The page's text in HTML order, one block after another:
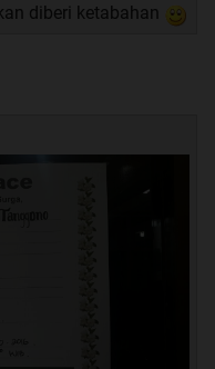
diberi ketabahan